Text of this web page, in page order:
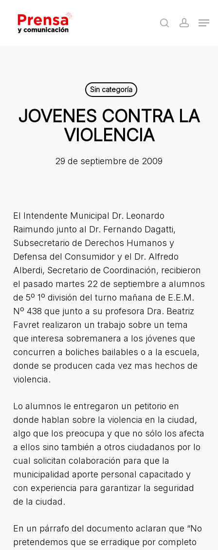
main
search
Sin categoría
JOVENES CONTRA LA
VIOLENCIA
29 de septiembre de 2009
El Intendente Municipal Dr. Leonardo
Raimundo junto al Dr. Fernando Dagatti,
Subsecretario de Derechos Humanos y
Defensa del Consumidor y el Dr. Alfredo
Alberdi, Secretario de Coordinación, recibieron
el pasado martes 22 de septiembre a alumnos
de 5º 1º división del turno mañana de E.E.M.
Nº 438 que junto a su profesora Dra. Beatriz
Favret realizaron un trabajo sobre un tema
que interesa sobremanera a los jóvenes que
concurren a boliches bailables o a la escuela,
donde se producen cada vez mas hechos de
violencia.
Lo alumnos le entregaron un petitorio en
donde hablan sobre la violencia en la ciudad,
algo que los preocupa y que no sólo los afecta
a ellos sino también a otros ciudadanos por lo
cual solicitan colaboración para que la
municipalidad aporte personal capacitado y
con experiencia para garantizar la seguridad
de la ciudad.
En un párrafo del documento aclaran que “No
pretendemos que se erradique por completo